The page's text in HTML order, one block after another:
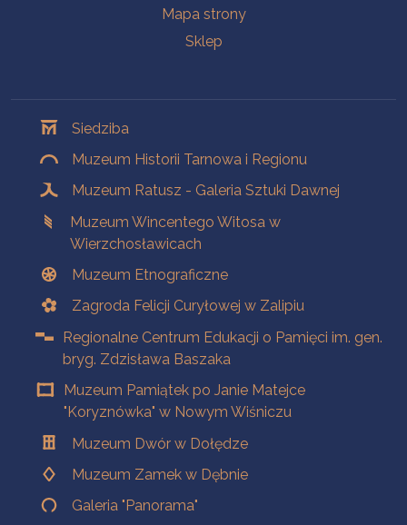
Mapa strony
Sklep
Siedziba
Muzeum Historii Tarnowa i Regionu
Muzeum Ratusz - Galeria Sztuki Dawnej
Muzeum Wincentego Witosa w
Wierzchosławicach
Muzeum Etnograficzne
Zagroda Felicji Curyłowej w Zalipiu
Regionalne Centrum Edukacji o Pamięci im. gen.
bryg. Zdzisława Baszaka
Muzeum Pamiątek po Janie Matejce
"Koryznówka" w Nowym Wiśniczu
Muzeum Dwór w Dołędze
Muzeum Zamek w Dębnie
Galeria "Panorama"